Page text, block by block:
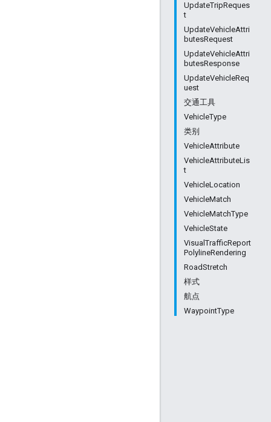
UpdateTripReques
t
UpdateVehicleAttri
butesRequest
UpdateVehicleAttri
butesResponse
UpdateVehicleReq
uest
交通工具
VehicleType
类别
VehicleAttribute
VehicleAttributeLis
t
VehicleLocation
VehicleMatch
VehicleMatchType
VehicleState
VisualTrafficReport
PolylineRendering
RoadStretch
样式
航点
WaypointType